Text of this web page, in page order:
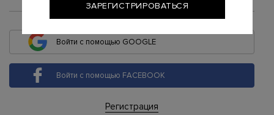
или
Войти с помощью GOOGLE
Войти с помощью FACEBOOK
Регистрация
ЗАРЕГИСТРИРОВАТЬСЯ